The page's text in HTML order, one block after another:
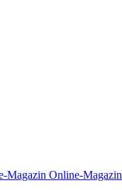
Online-Magazin